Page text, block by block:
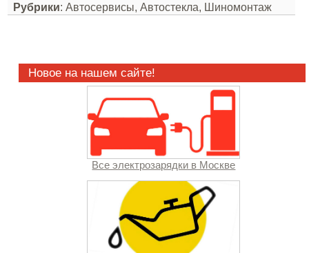
Рубрики: Автосервисы, Автостекла, Шиномонтаж
Новое на нашем сайте!
Все электрозарядки в Москве